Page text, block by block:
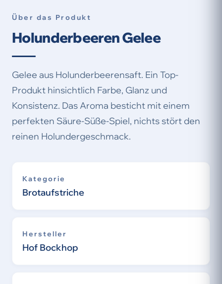
Über das Produkt
Holunderbeeren Gelee
Gelee aus Holunderbeerensaft. Ein Top-
Produkt hinsichtlich Farbe, Glanz und
Konsistenz. Das Aroma besticht mit einem
perfekten Säure-Süße-Spiel, nichts stört den
reinen Holundergeschmack.
Kategorie
Brotaufstriche
Hersteller
Hof Bockhop